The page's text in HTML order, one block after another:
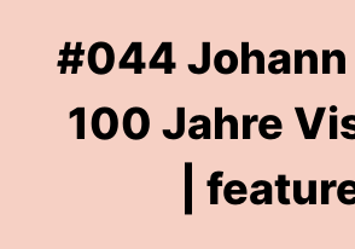
#044 Johann
100 Jahre
|